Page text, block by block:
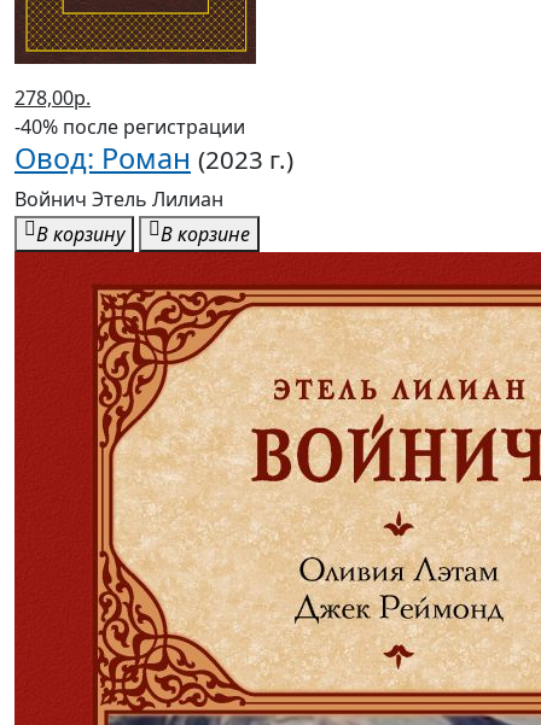
278,00р.
-40% после регистрации
Овод: Роман (2023 г.)
Войнич Этель Лилиан
В корзину
В корзине